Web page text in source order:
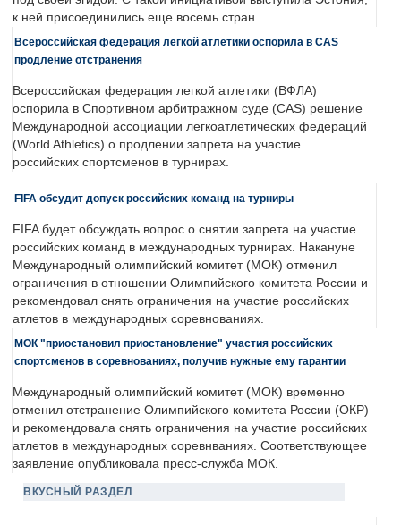
к ней присоединились еще восемь стран.
Всероссийская федерация легкой атлетики оспорила в CAS
продление отстранения
Всероссийская федерация легкой атлетики (ВФЛА)
оспорила в Спортивном арбитражном суде (CAS) решение
Международной ассоциации легкоатлетических федераций
(World Athletics) о продлении запрета на участие
российских спортсменов в турнирах.
FIFA обсудит допуск российских команд на турниры
FIFA будет обсуждать вопрос о снятии запрета на участие
российских команд в международных турнирах. Накануне
Международный олимпийский комитет (МОК) отменил
ограничения в отношении Олимпийского комитета России и
рекомендовал снять ограничения на участие российских
атлетов в международных соревнованиях.
МОК "приостановил приостановление" участия российских
спортсменов в соревнованиях, получив нужные ему гарантии
Международный олимпийский комитет (МОК) временно
отменил отстранение Олимпийского комитета России (ОКР)
и рекомендовала снять ограничения на участие российских
атлетов в международных соревнваниях. Соответствующее
заявление опубликовала пресс-служба МОК.
ВКУСНЫЙ РАЗДЕЛ